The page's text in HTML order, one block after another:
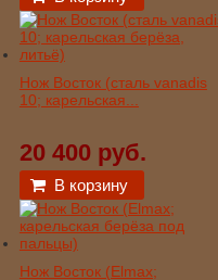
Нож Восток (сталь vanadis
10; карельская...
20 400 руб.
В корзину
Нож Восток (Elmax;